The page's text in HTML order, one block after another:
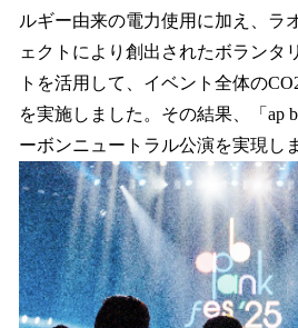
ルギー由来の電力使用に加え、ラ
ェクトにより創出されたボランタ
トを活用して、イベント全体の
を実施しました。その結果、「ap
ーボンニュートラル公演を実現し